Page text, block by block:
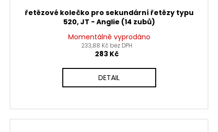
řetězové kolečko pro sekundární řetězy typu
520, JT - Anglie (14 zubů)
Momentálně vyprodáno
233,88 Kč bez DPH
283 Kč
DETAIL